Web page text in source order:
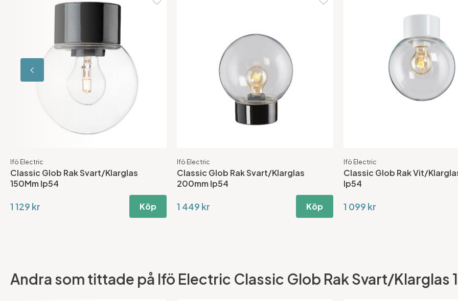
Ifö Electric
Classic Glob Rak Svart/Klarglas
150Mm Ip54
1 129 kr Köp
Ifö Electric
Classic Glob Rak Svart/Klarglas
200mm Ip54
1 449 kr Köp
Ifö Electric
Classic Glob Rak Vit/
Ip54
1 099 kr
Andra som tittade på Ifö Electric Classic Glob Rak Svart/Klarglas